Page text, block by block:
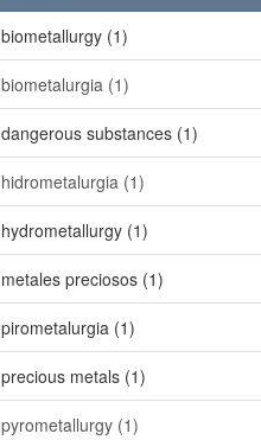
biometallurgy (1)
biometalurgia (1)
dangerous substances (1)
hidrometalurgia (1)
hydrometallurgy (1)
metales preciosos (1)
pirometalurgia (1)
precious metals (1)
pyrometallurgy (1)